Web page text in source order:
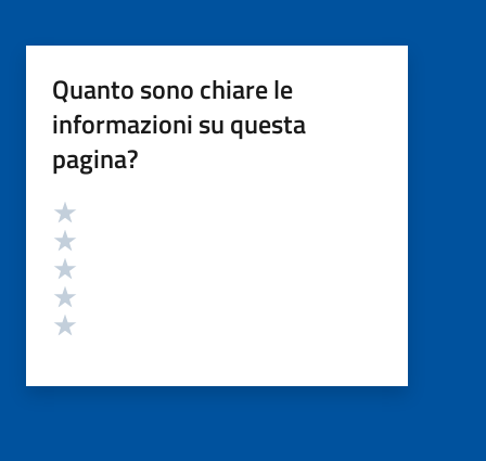
Quanto sono chiare le
informazioni su questa
pagina?
Valutazione